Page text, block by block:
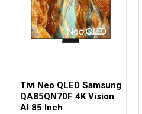
Tivi Neo QLED Samsung
QA85QN70F 4K Vision
AI 85 Inch